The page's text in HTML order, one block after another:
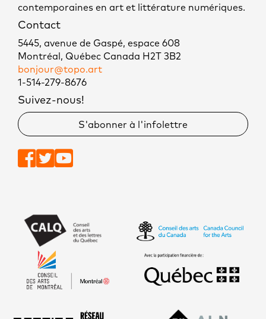
contemporaines en art et littérature numériques.
Contact
5445, avenue de Gaspé, espace 608
Montréal, Québec Canada H2T 3B2
bonjour@topo.art
1-514-279-8676
Suivez-nous!
S'abonner à l'infolettre